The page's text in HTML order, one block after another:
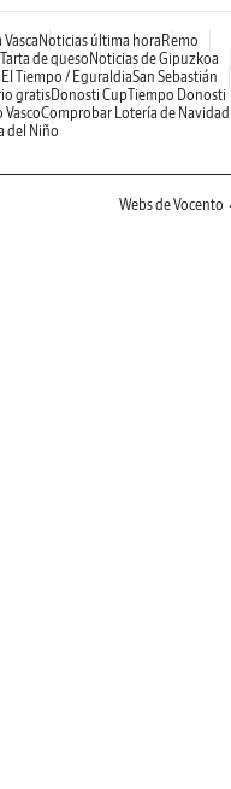
Noticias última hora Remo
Tarta de queso Noticias de Gipuzkoa
El Tiempo / EguraldiaSan Sebastián
gratisDonosti CupTiempo Donosti
VascoComprobar Lotería de Navidad
del Niño
Webs de Vocento